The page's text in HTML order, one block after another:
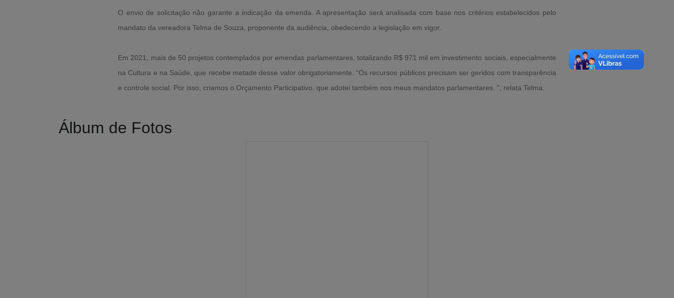
O envio de solicitação não garante a indicação da emenda. A apresentação será analisada com base nos critérios estabelecidos pelo
mandato da vereadora Telma de Souza, proponente da audiência, obedecendo a legislação em vigor.
Em 2021, mais de 50 projetos contemplados por emendas parlamentares, totalizando R$ 971 mil em investimento sociais, especialmente
na Cultura e na Saúde, que recebe metade desse valor obrigatoriamente. “Os recursos públicos precisam ser geridos com transparência
e controle social. Por isso, criamos o Orçamento Participativo, que adotei também nos meus mandatos parlamentares. ", relata Telma.
Álbum de Fotos